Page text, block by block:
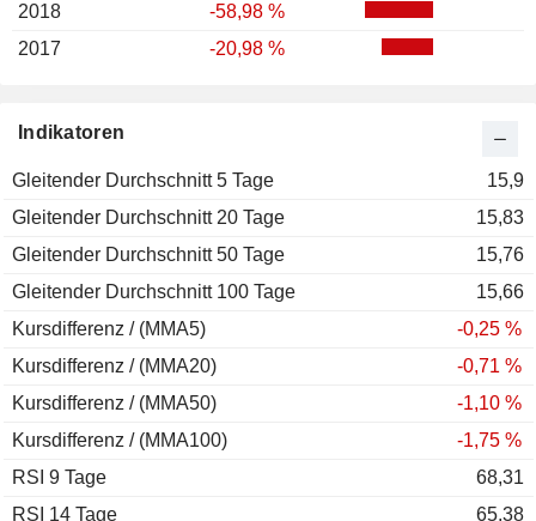
Indikatoren
Gleitender Durchschnitt 5 Tage
15,9
Gleitender Durchschnitt 20 Tage
15,83
Gleitender Durchschnitt 50 Tage
15,76
Gleitender Durchschnitt 100 Tage
15,66
Kursdifferenz / (MMA5)
-0,25 %
Kursdifferenz / (MMA20)
-0,71 %
Kursdifferenz / (MMA50)
-1,10 %
Kursdifferenz / (MMA100)
-1,75 %
RSI 9 Tage
68,31
RSI 14 Tage
65,38
2018
-58,98 %
2017
-20,98 %